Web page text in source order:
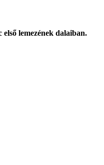
lemezének dalaiban.